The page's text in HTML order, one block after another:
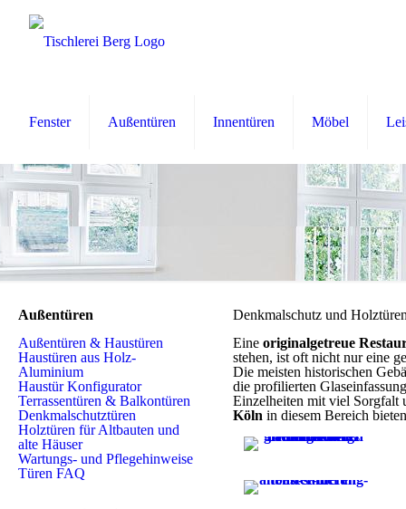
Fenster Außentüren Innentüren Möbel
Denkmalschutz und
Eine originalgetreue
stehen, ist oft nicht nur eine
Die meisten historischen
die profilierten
Einzelheiten mit viel Sorgfalt
Köln in diesem Bereich
Außentüren
Außentüren & Haustüren
Haustüren aus Holz-
Aluminium
Haustür Konfigurator
Terrassentüren & Balkontüren
Denkmalschutztüren
Holztüren für Altbauten und
alte Häuser
Wartungs- und Pflegehinweise
Türen FAQ